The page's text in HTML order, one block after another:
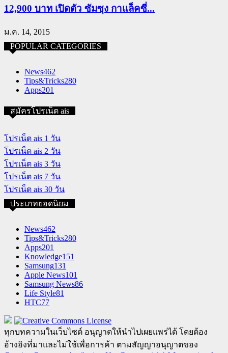
12,900 บาท เปิดตัว ซัมซุง กาแล็คซี่...
ม.ค. 14, 2015
POPULAR CATEGORIES
News462
Tips&Tricks280
Apps201
สมัครโปรเน็ต ais
โปรเน็ต ais 1 วัน
โปรเน็ต ais 2 วัน
โปรเน็ต ais 3 วัน
โปรเน็ต ais 7 วัน
โปรเน็ต ais 30 วัน
ประเภทยอดนิยม
News462
Tips&Tricks280
Apps201
Knowledge151
Samsung131
Apple News101
Samsung News86
Life Style81
HTC77
ทุกบทความในเว็บไซต์ อนุญาตให้นำไปเผยแพร่ได้ โดยต้อง
อ้างอิงที่มาและไม่ใช้เพื่อการค้า ตามสัญญาอนุญาตของ